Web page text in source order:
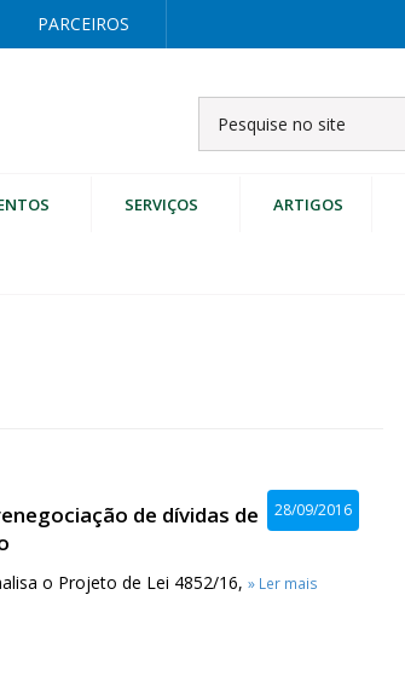
PARCEIROS
SERVIÇOS ARTIGOS
28/09/2016
de dívidas de
o Projeto de Lei 4852/16, » Ler mais